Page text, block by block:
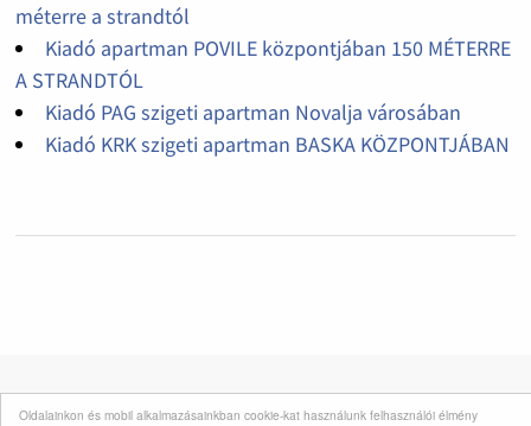
Oldalainkon és mobil alkalmazásainkban cookie-kat használunk felhasználói élmény
méterre a strandtól
Kiadó apartman POVILE központjában 150 MÉTERRE
A STRANDTÓL
Kiadó PAG szigeti apartman Novalja városában
Kiadó KRK szigeti apartman BASKA KÖZPONTJÁBAN